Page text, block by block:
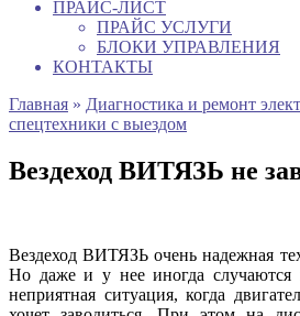
ПРАЙС-ЛИСТ
ПРАЙС УСЛУГИ
БЛОКИ УПРАВЛЕНИЯ
КОНТАКТЫ
Главная » Диагностика и ремонт
спецтехники с выездом
Вездеход ВИТЯЗЬ не
Вездеход ВИТЯЗЬ очень надежная
Но даже и у нее иногда случаются
неприятная ситуация, когда